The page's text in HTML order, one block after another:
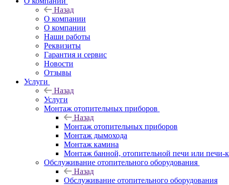
Назад
O компании
О компании
Наши работы
Реквизиты
Гарантия и сервис
Новости
Отзывы
Услуги
Назад
Услуги
Монтаж отопительных приборов
Назад
Монтаж отопительных приборов
Монтаж дымохода
Монтаж камина
Монтаж банной, отопительной печи или печи-
Обслуживание отопительного оборудования
Назад
Обслуживание отопительного оборудования